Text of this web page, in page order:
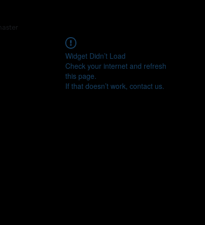
Widget Didn’t Load
Check your internet and refresh
this page.
If that doesn’t work, contact us.